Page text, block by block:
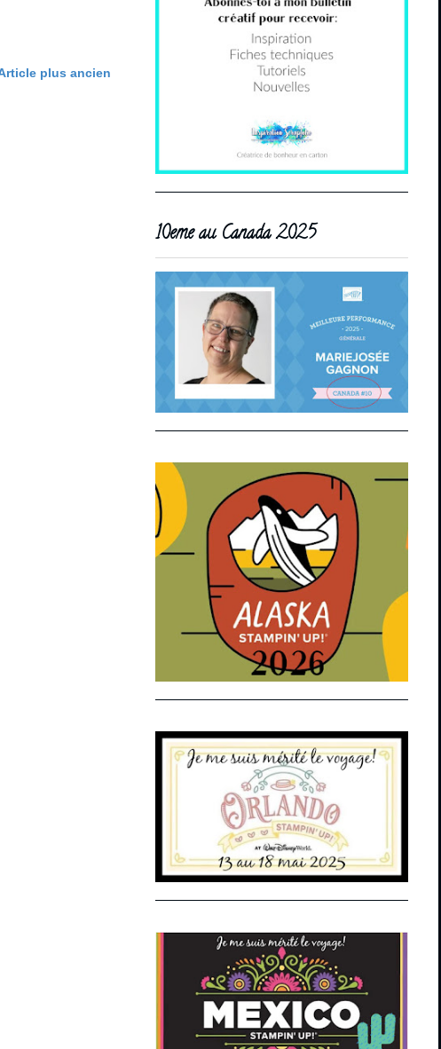
plus ancien
10eme au Canada 2025